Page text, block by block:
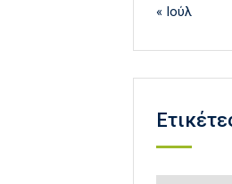
« Ιούλ